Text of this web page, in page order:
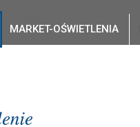
MARKET-OŚWIETLENIA